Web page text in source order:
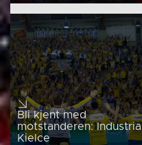
Bli kjent med
motstanderen: Industria
Kielce